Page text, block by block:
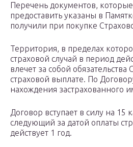
Перечень документов,
предоставить указаны в
получили при покупке
Территория, в пределах
страховой случай в период
влечет за собой
страховой выплате. По
нахождения застрахованного
Договор вступает в силу на 15
следующий за датой оплаты
действует 1 год.